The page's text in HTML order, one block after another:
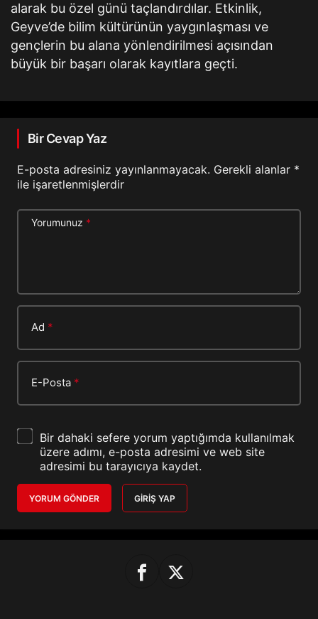
alarak bu özel günü taçlandırdılar. Etkinlik,
Geyve’de bilim kültürünün yaygınlaşması ve
gençlerin bu alana yönlendirilmesi açısından
büyük bir başarı olarak kayıtlara geçti.
Bir Cevap Yaz
E-posta adresiniz yayınlanmayacak. Gerekli alanlar *
ile işaretlenmişlerdir
Yorumunuz *
Ad *
E-Posta *
Bir dahaki sefere yorum yaptığımda kullanılmak
üzere adımı, e-posta adresimi ve web site
adresimi bu tarayıcıya kaydet.
YORUM GÖNDER GIRIŞ YAP